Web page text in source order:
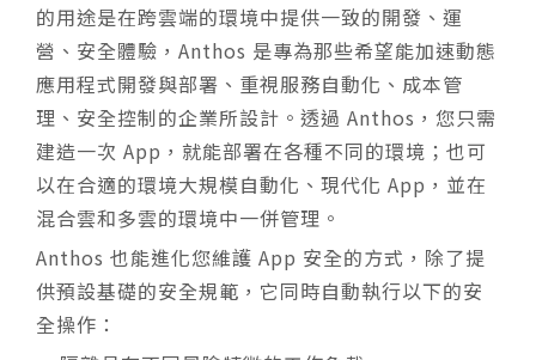
的用途是在跨雲端的環境中提供一致的開發、運
營、安全體驗，Anthos 是專為那些希望能加速動態
應用程式開發與部署、重視服務自動化、成本管
理、安全控制的企業所設計。透過 Anthos，您只需
建造一次 App，就能部署在各種不同的環境；也可
以在合適的環境大規模自動化、現代化 App，並在
混合雲和多雲的環境中一併管理。
Anthos 也能進化您維護 App 安全的方式，除了提
供預設基礎的安全規範，它同時自動執行以下的安
全操作：